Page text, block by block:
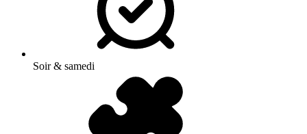
Soir & samedi